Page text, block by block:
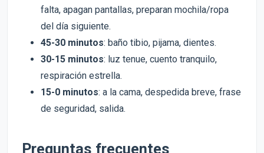
falta, apagan pantallas, preparan mochila/ropa
del día siguiente.
45-30 minutos: baño tibio, pijama, dientes.
30-15 minutos: luz tenue, cuento tranquilo,
respiración estrella.
15-0 minutos: a la cama, despedida breve, frase
de seguridad, salida.
Preguntas frecuentes